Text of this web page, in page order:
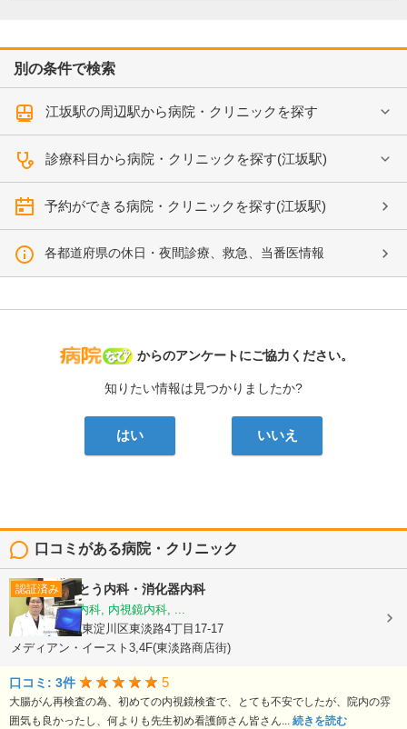
別の条件で検索
江坂駅の周辺駅から病院・クリニックを探す
診療科目から病院・クリニックを探す(江坂駅)
予約ができる病院・クリニックを探す(江坂駅)
各都道府県の休日・夜間診療、救急、当番医情報
病院なび
からのアンケートにご協力ください。
知りたい情報は見つかりましたか?
はい いいえ
口コミがある病院・クリニック
認証済み ごとう内科・消化器内科
内科, 消化器内科, 内視鏡内科, ...
大阪府大阪市東淀川区東淡路4丁目17-17
メディアン・イースト3,4F(東淡路商店街)
口コミ: 3件 5
大腸がん再検査の為、初めての内視鏡検査で、とても不安でしたが、院内の雰
囲気も良かったし、何よりも先生初め看護師さん皆さん... 続きを読む